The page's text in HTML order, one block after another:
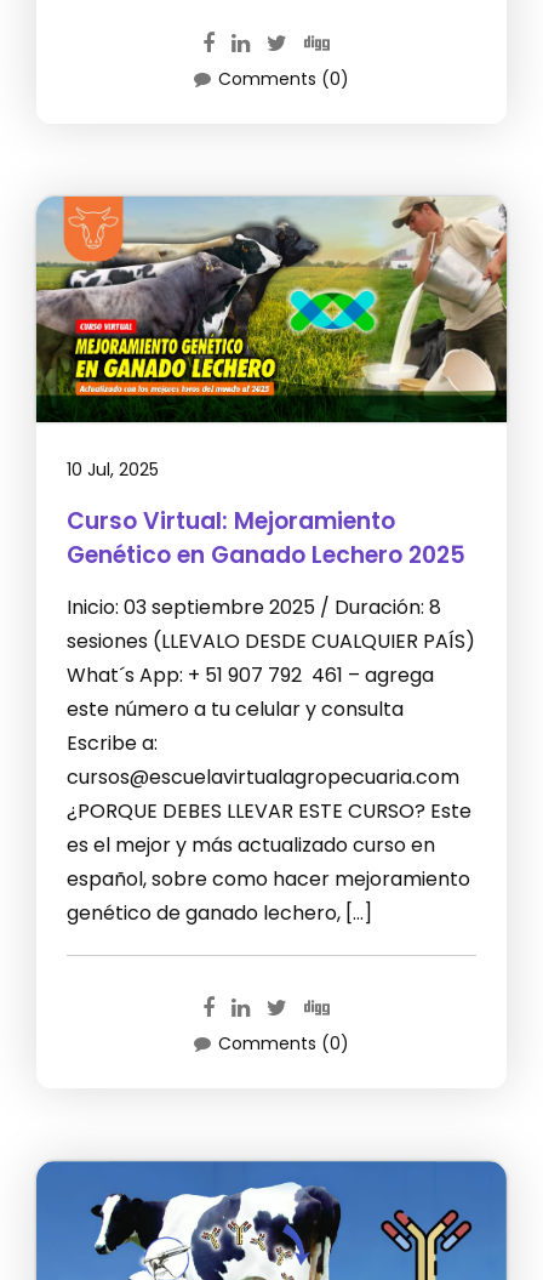
Comments (0)
10 Jul, 2025
Curso Virtual: Mejoramiento
Genético en Ganado Lechero 2025
Inicio: 03 septiembre 2025 / Duración: 8
sesiones (LLEVALO DESDE CUALQUIER PAÍS)
What´s App: + 51 907 792 461 – agrega
este número a tu celular y consulta
Escribe a:
cursos@escuelavirtualagropecuaria.com
¿PORQUE DEBES LLEVAR ESTE CURSO? Este
es el mejor y más actualizado curso en
español, sobre como hacer mejoramiento
genético de ganado lechero, […]
Comments (0)